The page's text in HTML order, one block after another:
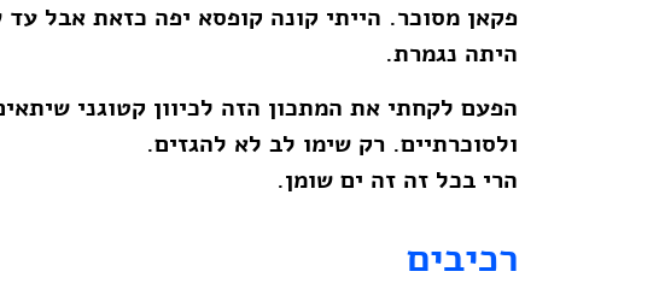
פקאן מסוכר. הייתי קונה קופסא יפה כזאת אבל עד
היתה נגמרת.
הפעם לקחתי את המתכון הזה לכיוון קטוגני
ולסוכרתיים. רק שימו לב לא להגזים.
הרי בכל זה זה ים שומן.
רכיבים